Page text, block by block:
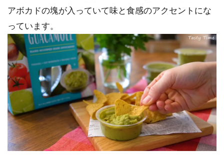
アボカドの塊が入っていて味と食感のアクセントにな
っています。